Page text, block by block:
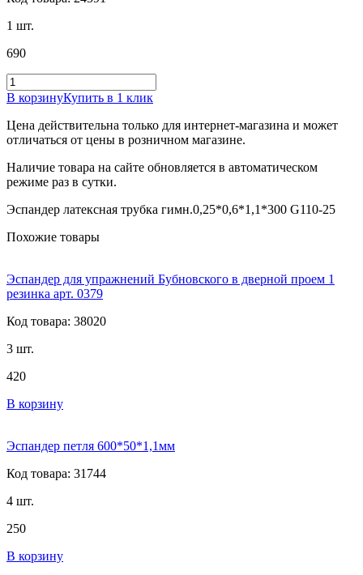
1 шт.
690
В корзинуКупить в 1 клик
Цена действительна только для интернет-магазина и может
отличаться от цены в розничном магазине.
Наличие товара на сайте обновляется в автоматическом
режиме раз в сутки.
Эспандер латексная трубка гимн.0,25*0,6*1,1*300 G110-25
Похожие товары
Эспандер для упражнений Бубновского в дверной проем 1
резинка арт. 0379
Код товара: 38020
3 шт.
420
В корзину
Эспандер петля 600*50*1,1мм
Код товара: 31744
4 шт.
250
В корзину